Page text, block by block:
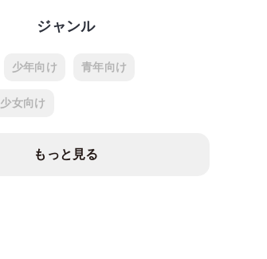
ジャンル
少年向け 青年向け
少女向け
もっと見る